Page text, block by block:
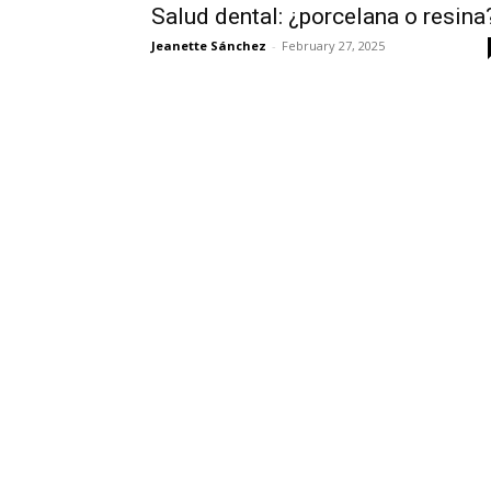
Salud dental: ¿porcelana o
Jeanette Sánchez - February 27, 2025